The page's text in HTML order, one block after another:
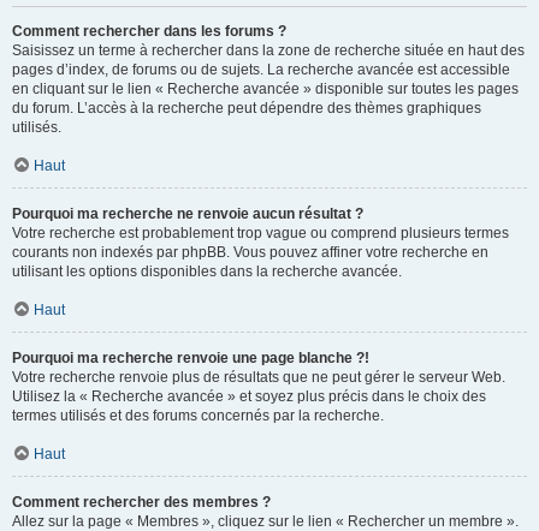
Comment rechercher dans les forums ?
Saisissez un terme à rechercher dans la zone de recherche située en haut des
pages d’index, de forums ou de sujets. La recherche avancée est accessible
en cliquant sur le lien « Recherche avancée » disponible sur toutes les pages
du forum. L’accès à la recherche peut dépendre des thèmes graphiques
utilisés.
Haut
Pourquoi ma recherche ne renvoie aucun résultat ?
Votre recherche est probablement trop vague ou comprend plusieurs termes
courants non indexés par phpBB. Vous pouvez affiner votre recherche en
utilisant les options disponibles dans la recherche avancée.
Haut
Pourquoi ma recherche renvoie une page blanche ?!
Votre recherche renvoie plus de résultats que ne peut gérer le serveur Web.
Utilisez la « Recherche avancée » et soyez plus précis dans le choix des
termes utilisés et des forums concernés par la recherche.
Haut
Comment rechercher des membres ?
Allez sur la page « Membres », cliquez sur le lien « Rechercher un membre ».